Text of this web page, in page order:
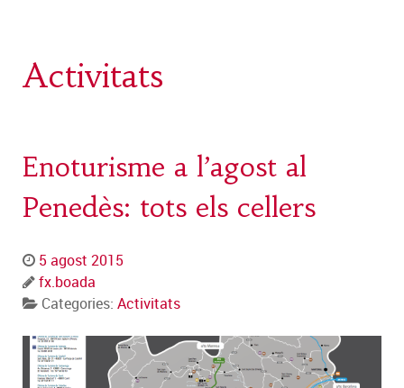
Activitats
Enoturisme a l’agost al
Penedès: tots els cellers
5 agost 2015
fx.boada
Categories: Activitats